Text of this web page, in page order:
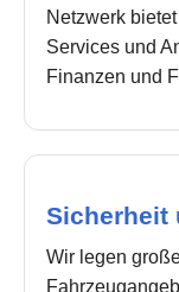
Netzwerk
Services und
Finanzen und
Sicherheit
Wir legen